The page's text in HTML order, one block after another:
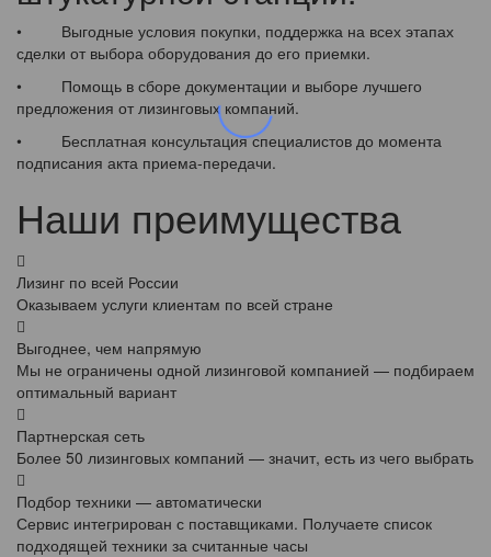
• Выгодные условия покупки, поддержка на всех этапах
сделки от выбора оборудования до его приемки.
• Помощь в сборе документации и выборе лучшего
предложения от лизинговых компаний.
• Бесплатная консультация специалистов до момента
подписания акта приема-передачи.
Наши преимущества
Лизинг по всей России
Оказываем услуги клиентам по всей стране
Выгоднее, чем напрямую
Мы не ограничены одной лизинговой компанией — подбираем
оптимальный вариант
Партнерская сеть
Более 50 лизинговых компаний — значит, есть из чего выбрать
Подбор техники — автоматически
Сервис интегрирован с поставщиками. Получаете список
подходящей техники за считанные часы